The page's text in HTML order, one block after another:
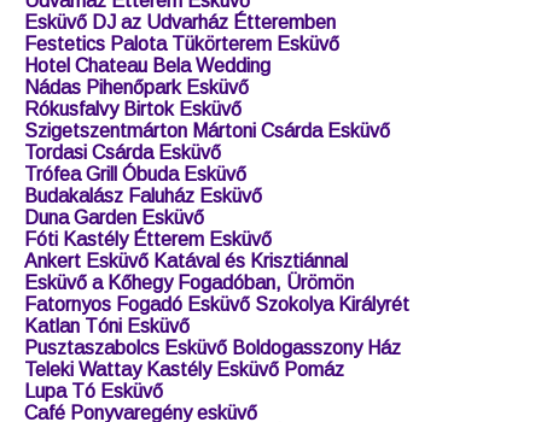
Esküvő DJ az Udvarház Étteremben
Festetics Palota Tükörterem Esküvő
Hotel Chateau Bela Wedding
Nádas Pihenőpark Esküvő
Rókusfalvy Birtok Esküvő
Szigetszentmárton Mártoni Csárda Esküvő
Tordasi Csárda Esküvő
Trófea Grill Óbuda Esküvő
Budakalász Faluház Esküvő
Duna Garden Esküvő
Fóti Kastély Étterem Esküvő
Ankert Esküvő Katával és Krisztiánnal
Esküvő a Kőhegy Fogadóban, Ürömön
Fatornyos Fogadó Esküvő Szokolya Királyrét
Katlan Tóni Esküvő
Pusztaszabolcs Esküvő Boldogasszony Ház
Teleki Wattay Kastély Esküvő Pomáz
Lupa Tó Esküvő
Café Ponyvaregény esküvő